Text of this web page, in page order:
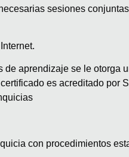
sesiones
aprendizaje se le
es acreditado
con procedimientos